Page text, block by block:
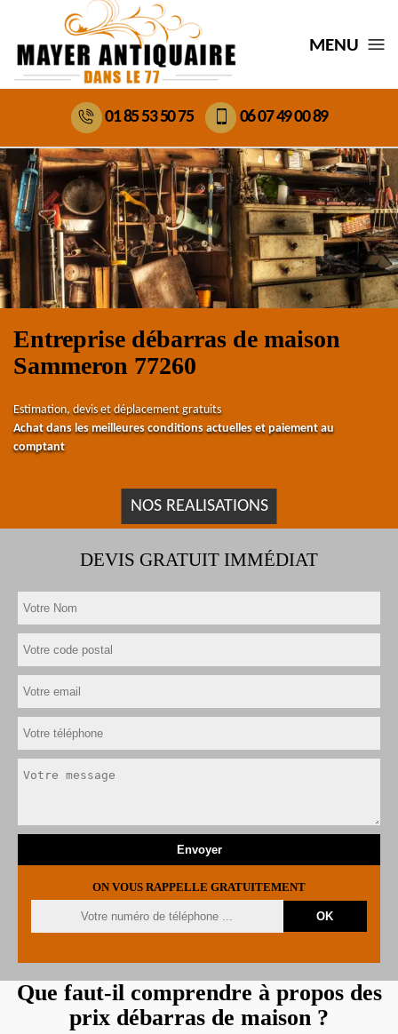
MENU
01 85 53 50 75 06 07 49 00 89
Entreprise débarras de maison
Sammeron 77260
Estimation, devis et déplacement gratuits
Achat dans les meilleures conditions actuelles et paiement au
comptant
NOS REALISATIONS
DEVIS GRATUIT IMMÉDIAT
ON VOUS RAPPELLE GRATUITEMENT
Que faut-il comprendre à propos des
prix débarras de maison ?